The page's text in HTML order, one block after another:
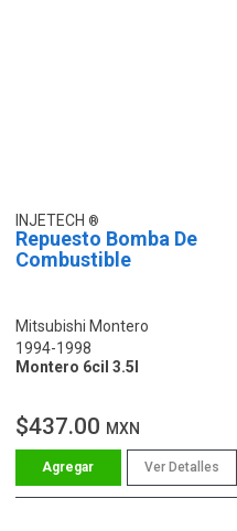
INJETECH
Repuesto Bomba De
Combustible
Mitsubishi Montero
1994-1998
Montero 6cil 3.5l
$437.00 MXN
Ver Detalles